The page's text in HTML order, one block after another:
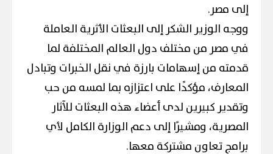
إلى مصر.
ووجه الوزير الشكر إلى البعثات الأثرية العاملة
في مصر من مختلف دول العالم المختلفة لما
قدمته من إسهامات بارزة في نقل الخبرات وتبادل
المعارف، مؤكدًا على اعتزازه بما لمسه من حب
وتقدير كبيرين لدى أعضاء هذه البعثات للآثار
المصرية، ومشيرًا إلى دعم الوزارة الكامل لأي
برامج تعاون مشتركة معها.